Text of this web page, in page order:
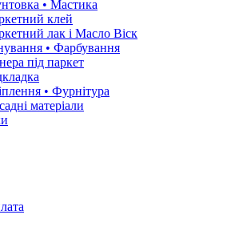
• Мастика
клей
лак і Масло Віск
• Фарбування
під паркет
• Фурнітура
матеріали